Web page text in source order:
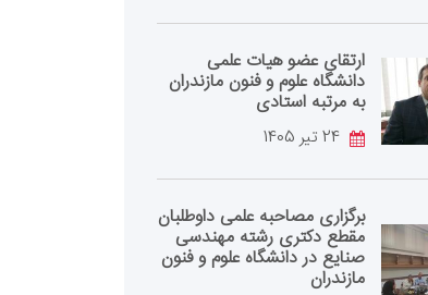
ارتقای عضو هیات علمی
دانشگاه علوم و فنون مازندران
به مرتبه استادی
برگزاری مصاحبه علمی داوطلبان
مقطع دکتری رشته مهندسی
صنایع در دانشگاه علوم و فنون
مازندران